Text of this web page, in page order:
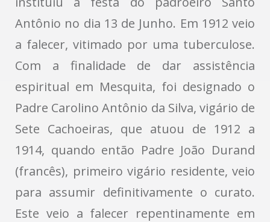
Antônio no dia 13 de Junho. Em 1912 veio
a falecer, vitimado por uma tuberculose.
Com a finalidade de dar assistência
espiritual em Mesquita, foi designado o
Padre Carolino Antônio da Silva, vigário de
Sete Cachoeiras, que atuou de 1912 a
1914, quando então Padre João Durand
(francês), primeiro vigário residente, veio
para assumir definitivamente o curato.
Este veio a falecer repentinamente em